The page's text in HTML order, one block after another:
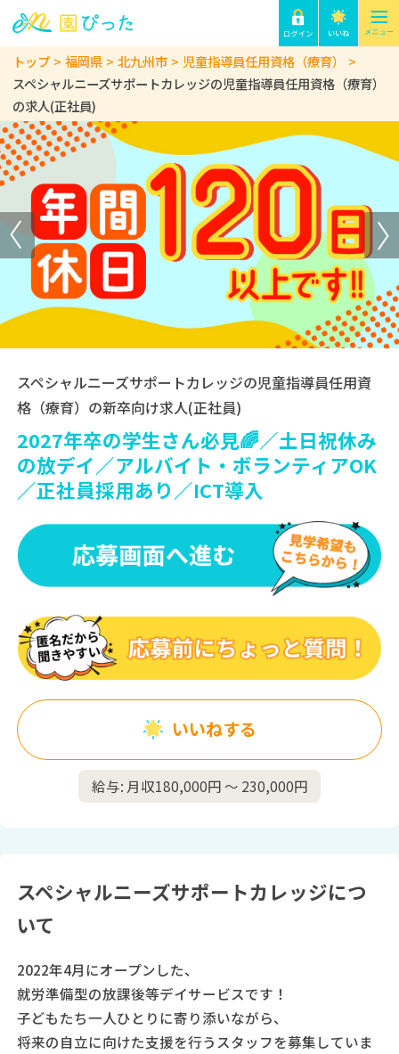
トップ 福岡県 北九州市
児童指導員任用資格（療育）
スペシャルニーズサポートカレッジの児童指導員任用資格（療育）
の求人(正社員)
スペシャルニーズサポートカレッジの児童指導員任用資
格（療育）の新卒向け求人(正社員)
2027年卒の学生さん必見🌈／土日祝休み
の放デイ／アルバイト・ボランティアOK
／正社員採用あり／ICT導入
いいねする
給与: 月収180,000円 〜 230,000円
スペシャルニーズサポートカレッジにつ
いて
2022年4月にオープンした、
就労準備型の放課後等デイサービスです！
子どもたち一人ひとりに寄り添いながら、
将来の自立に向けた支援を行うスタッフを募集していま